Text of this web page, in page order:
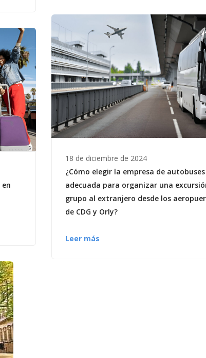
18 de diciembre de 2024
¿Cómo elegir la empresa de autobuses
adecuada para organizar una
grupo al extranjero desde los
de CDG y Orly?
Leer más